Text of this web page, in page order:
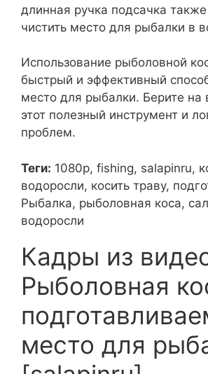
длинная ручка подсачка
чистить место для рыбалки в
Использование рыболовной
быстрый и эффективный
место для рыбалки. Берите на
этот полезный инструмент и
проблем.
Теги: 1080p, fishing, salapinru,
водоросли, косить траву,
Рыбалка, рыболовная коса,
водоросли
Кадры из
Рыболовная
место для